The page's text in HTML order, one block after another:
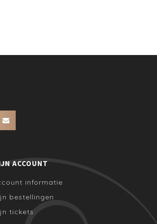
ACCOUNT
informatie
bestellingen
tickets